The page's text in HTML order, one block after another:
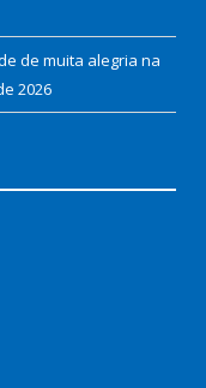
de muita alegria na
2026